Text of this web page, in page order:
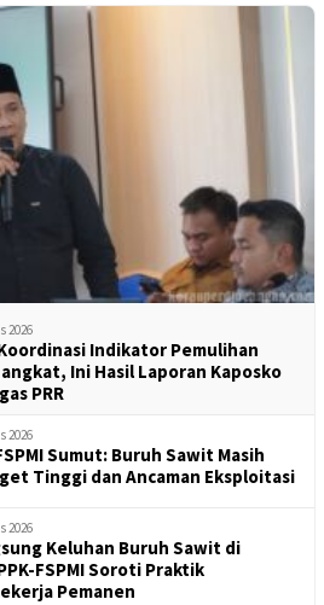
2026
Indikator Pemulihan
Ini Hasil Laporan Kaposko
PRR
2026
Sumut: Buruh Sawit Masih
Tinggi dan Ancaman Eksploitasi
2026
Keluhan Buruh Sawit di
FSPMI Soroti Praktik
Pemanen